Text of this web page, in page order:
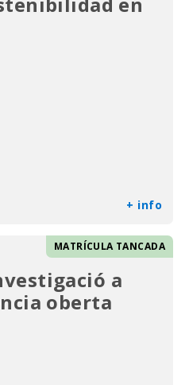
+ info
MATRÍCULA TANCADA
a
oberta